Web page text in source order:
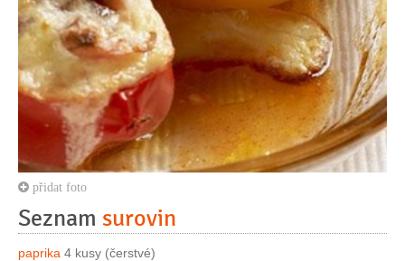
přidat foto
Seznam surovin
paprika 4 kusy (čerstvé)